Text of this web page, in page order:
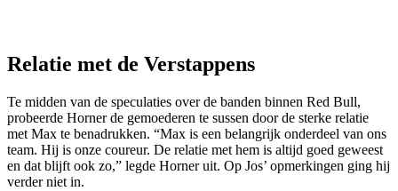
Relatie met de Verstappens
Te midden van de speculaties over de banden binnen Red Bull,
probeerde Horner de gemoederen te sussen door de sterke relatie
met Max te benadrukken. “Max is een belangrijk onderdeel van ons
team. Hij is onze coureur. De relatie met hem is altijd goed geweest
en dat blijft ook zo,” legde Horner uit. Op Jos’ opmerkingen ging hij
verder niet in.